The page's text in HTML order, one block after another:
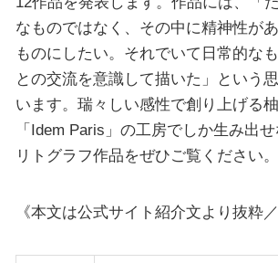
なものではなく、その中に精神性が
ものにしたい。それでいて日常的な
との交流を意識して描いた」という
います。瑞々しい感性で創り上げる
「Idem Paris」の工房でしか生み出
リトグラフ作品をぜひご覧ください。
《本文は公式サイト紹介文より抜粋